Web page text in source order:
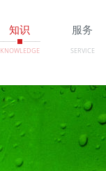
知识
KNOWLEDGE
服务
SERVICE